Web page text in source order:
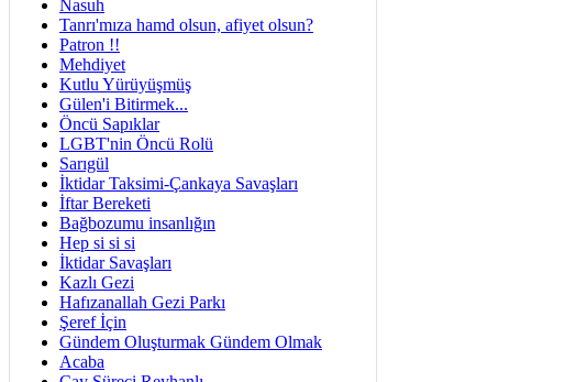
Nasuh
Tanrı'mıza hamd olsun, afiyet olsun?
Patron !!
Mehdiyet
Kutlu Yürüyüşmüş
Gülen'i Bitirmek...
Öncü Sapıklar
LGBT'nin Öncü Rolü
Sarıgül
İktidar Taksimi-Çankaya Savaşları
İftar Bereketi
Bağbozumu insanlığın
Hep si si si
İktidar Savaşları
Kazlı Gezi
Hafızanallah Gezi Parkı
Şeref İçin
Gündem Oluşturmak Gündem Olmak
Acaba